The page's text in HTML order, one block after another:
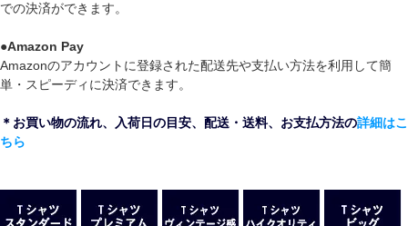
での決済ができます。
●Amazon Pay
Amazonのアカウントに登録された配送先や支払い方法を利用して簡
単・スピーディに決済できます。
＊お買い物の流れ、入荷日の目安、配送・送料、お支払方法の詳細はこ
ちら